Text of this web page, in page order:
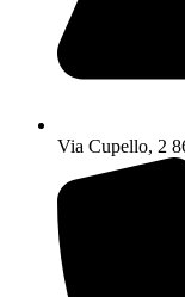
Via Cupello, 2